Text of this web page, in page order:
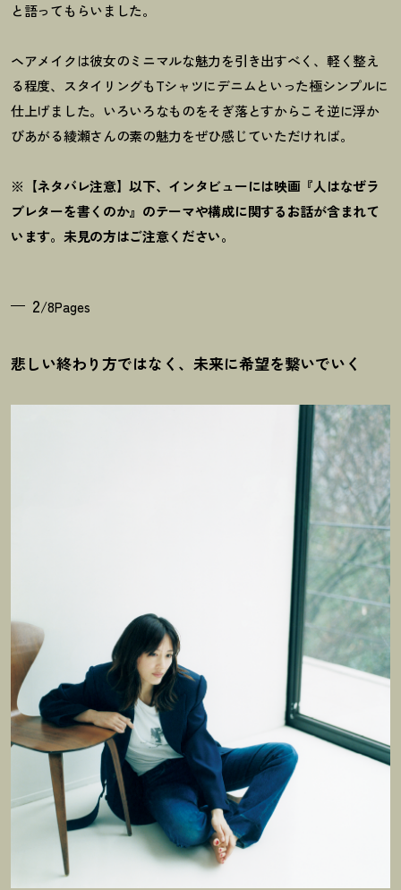
と語ってもらいました。
ヘアメイクは彼女のミニマルな魅力を引き出すべく、軽く整え
る程度、スタイリングもTシャツにデニムといった極シンプルに
仕上げました。いろいろなものをそぎ落とすからこそ逆に浮か
びあがる綾瀬さんの素の魅力をぜひ感じていただければ。
※【ネタバレ注意】以下、インタビューには映画『人はなぜラ
ブレターを書くのか』のテーマや構成に関するお話が含まれて
います。未見の方はご注意ください。
2/8Pages
悲しい終わり方ではなく、未来に希望を繋いでいく